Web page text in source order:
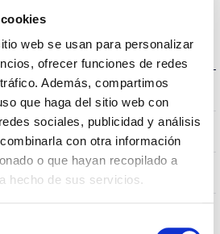
web se usan para personalizar
ofrecer funciones de redes
Además, compartimos
que haga del sitio web con
sociales, publicidad y análisis
con otra información
o que hayan recopilado a
hecho de sus servicios.
3000K
cromática 80